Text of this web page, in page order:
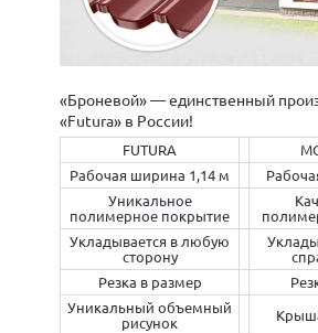
«Броневой» — единственный
«Futura» в России!
FUTURA
Рабочая ширина 1,14 м
Уникальное
полимерное покрытие
Укладывается в любую
сторону
Резка в размер
Уникальный объемный
рисунок